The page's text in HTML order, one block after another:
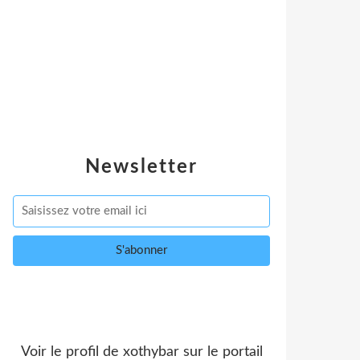
Newsletter
Voir le profil de xothybarsur le portail